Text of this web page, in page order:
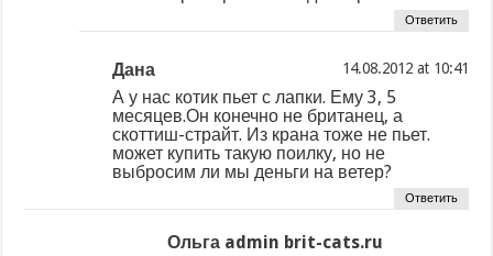
Ответить
Дана at
А у нас котик пьет с лапки. Ему 3, 5
месяцев.Он конечно не британец, а
скоттиш-страйт. Из крана тоже не пьет.
может купить такую поилку, но не
выбросим ли мы деньги на ветер?
Ответить
Ольга admin brit-cats.ru